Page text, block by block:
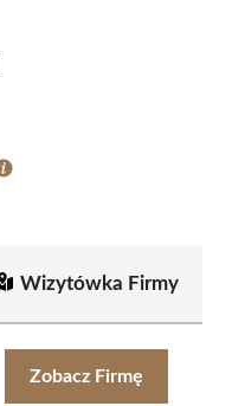
Wizytówka Firmy
Zobacz Firmę